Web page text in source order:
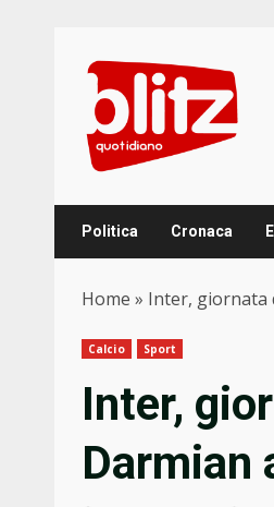
content
Politica Cronaca
Home » Inter, giornata
Calcio Sport
Inter,
Darmian